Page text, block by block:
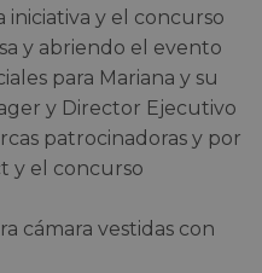
iniciativa y el concurso
y abriendo el evento
para Mariana y su
y Director Ejecutivo
patrocinadoras y por
y el concurso